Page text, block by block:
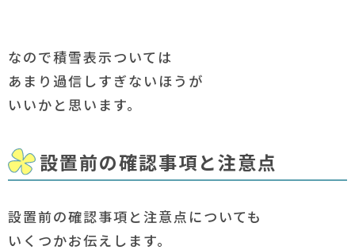
なので積雪表示ついては
あまり過信しすぎないほうが
いいかと思います。
設置前の確認事項と注意点
設置前の確認事項と注意点についても
いくつかお伝えします。